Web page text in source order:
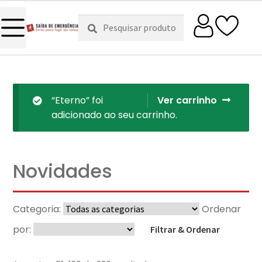
Pesquisar
por:
Pesquisa
Ver carrinho
“Eterno” foi
adicionado ao seu carrinho.
Novidades
Categoria:
Ordenar
por:
Filtrar & Ordenar